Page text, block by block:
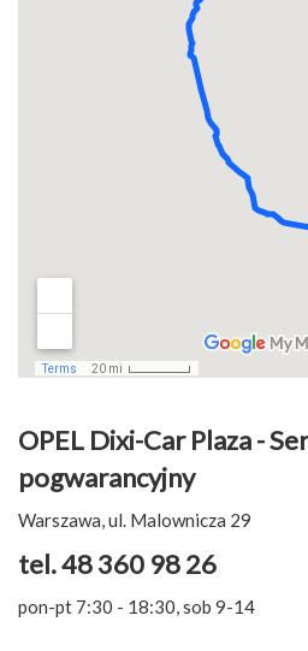
OPEL Dixi-Car Plaza -
pogwarancyjny
Warszawa, ul. Malownicza 29
tel. 48 360 98 26
pon-pt 7:30 - 18:30, sob 9-14